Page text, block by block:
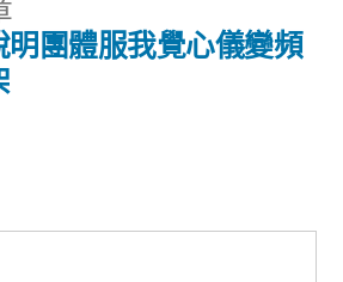
一團體服我覺心儀變頻